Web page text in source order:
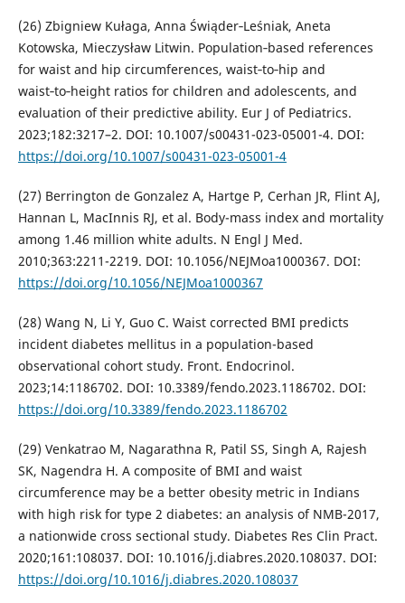
(26) Zbigniew Kułaga, Anna Świąder‑Leśniak, Aneta
Kotowska, Mieczysław Litwin. Population‑based references
for waist and hip circumferences, waist‑to‑hip and
waist‑to‑height ratios for children and adolescents, and
evaluation of their predictive ability. Eur J of Pediatrics.
2023;182:3217–2. DOI: 10.1007/s00431-023-05001-4. DOI:
https://doi.org/10.1007/s00431-023-05001-4
(27) Berrington de Gonzalez A, Hartge P, Cerhan JR, Flint AJ,
Hannan L, MacInnis RJ, et al. Body-mass index and mortality
among 1.46 million white adults. N Engl J Med.
2010;363:2211-2219. DOI: 10.1056/NEJMoa1000367. DOI:
https://doi.org/10.1056/NEJMoa1000367
(28) Wang N, Li Y, Guo C. Waist corrected BMI predicts
incident diabetes mellitus in a population-based
observational cohort study. Front. Endocrinol.
2023;14:1186702. DOI: 10.3389/fendo.2023.1186702. DOI:
https://doi.org/10.3389/fendo.2023.1186702
(29) Venkatrao M, Nagarathna R, Patil SS, Singh A, Rajesh
SK, Nagendra H. A composite of BMI and waist
circumference may be a better obesity metric in Indians
with high risk for type 2 diabetes: an analysis of NMB-2017,
a nationwide cross sectional study. Diabetes Res Clin Pract.
2020;161:108037. DOI: 10.1016/j.diabres.2020.108037. DOI:
https://doi.org/10.1016/j.diabres.2020.108037